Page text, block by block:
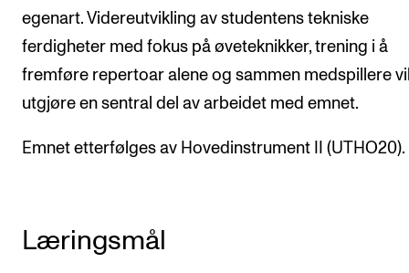
Nettverk
IN.TUNE
Arrangementer og konserter
egenart. Videreutvikling av studentens tekniske
ferdigheter med fokus på øveteknikker, trening i å
fremføre repertoar alene og sammen medspillere
utgjøre en sentral del av arbeidet med emnet.
Emnet etterfølges av Hovedinstrument II (UTHO20).
Læringsmål